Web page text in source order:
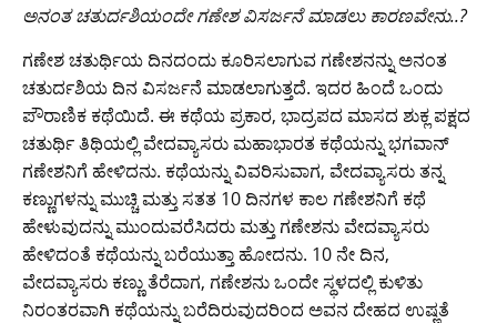
​ಅನಂತ ಚತುರ್ದಶಿಯಂದೇ ಗಣೇಶ ವಿಸರ್ಜನೆ ಮಾಡಲು ಕಾರಣವೇನು..?
ಗಣೇಶ ಚತುರ್ಥಿಯ ದಿನದಂದು ಕೂರಿಸಲಾಗುವ ಗಣೇಶನನ್ನು ಅನಂತ
ಚತುರ್ದಶಿಯ ದಿನ ವಿಸರ್ಜನೆ ಮಾಡಲಾಗುತ್ತದೆ. ಇದರ ಹಿಂದೆ ಒಂದು
ಪೌರಾಣಿಕ ಕಥೆಯಿದೆ. ಈ ಕಥೆಯ ಪ್ರಕಾರ, ಭಾದ್ರಪದ ಮಾಸದ ಶುಕ್ಲ ಪಕ್ಷದ
ಚತುರ್ಥಿ ತಿಥಿಯಲ್ಲಿ ವೇದವ್ಯಾಸರು ಮಹಾಭಾರತ ಕಥೆಯನ್ನು ಭಗವಾನ್‌
ಗಣೇಶನಿಗೆ ಹೇಳಿದನು. ಕಥೆಯನ್ನು ವಿವರಿಸುವಾಗ, ವೇದವ್ಯಾಸರು ತನ್ನ
ಕಣ್ಣುಗಳನ್ನು ಮುಚ್ಚಿ ಮತ್ತು ಸತತ 10 ದಿನಗಳ ಕಾಲ ಗಣೇಶನಿಗೆ ಕಥೆ
ಹೇಳುವುದನ್ನು ಮುಂದುವರೆಸಿದರು ಮತ್ತು ಗಣೇಶನು ವೇದವ್ಯಾಸರು
ಹೇಳಿದಂತೆ ಕಥೆಯನ್ನು ಬರೆಯುತ್ತಾ ಹೋದನು. 10 ನೇ ದಿನ,
ವೇದವ್ಯಾಸರು ಕಣ್ಣು ತೆರೆದಾಗ, ಗಣೇಶನು ಒಂದೇ ಸ್ಥಳದಲ್ಲಿ ಕುಳಿತು
ನಿರಂತರವಾಗಿ ಕಥೆಯನ್ನು ಬರೆದಿರುವುದರಿಂದ ಅವನ ದೇಹದ ಉಷ್ಣತೆ